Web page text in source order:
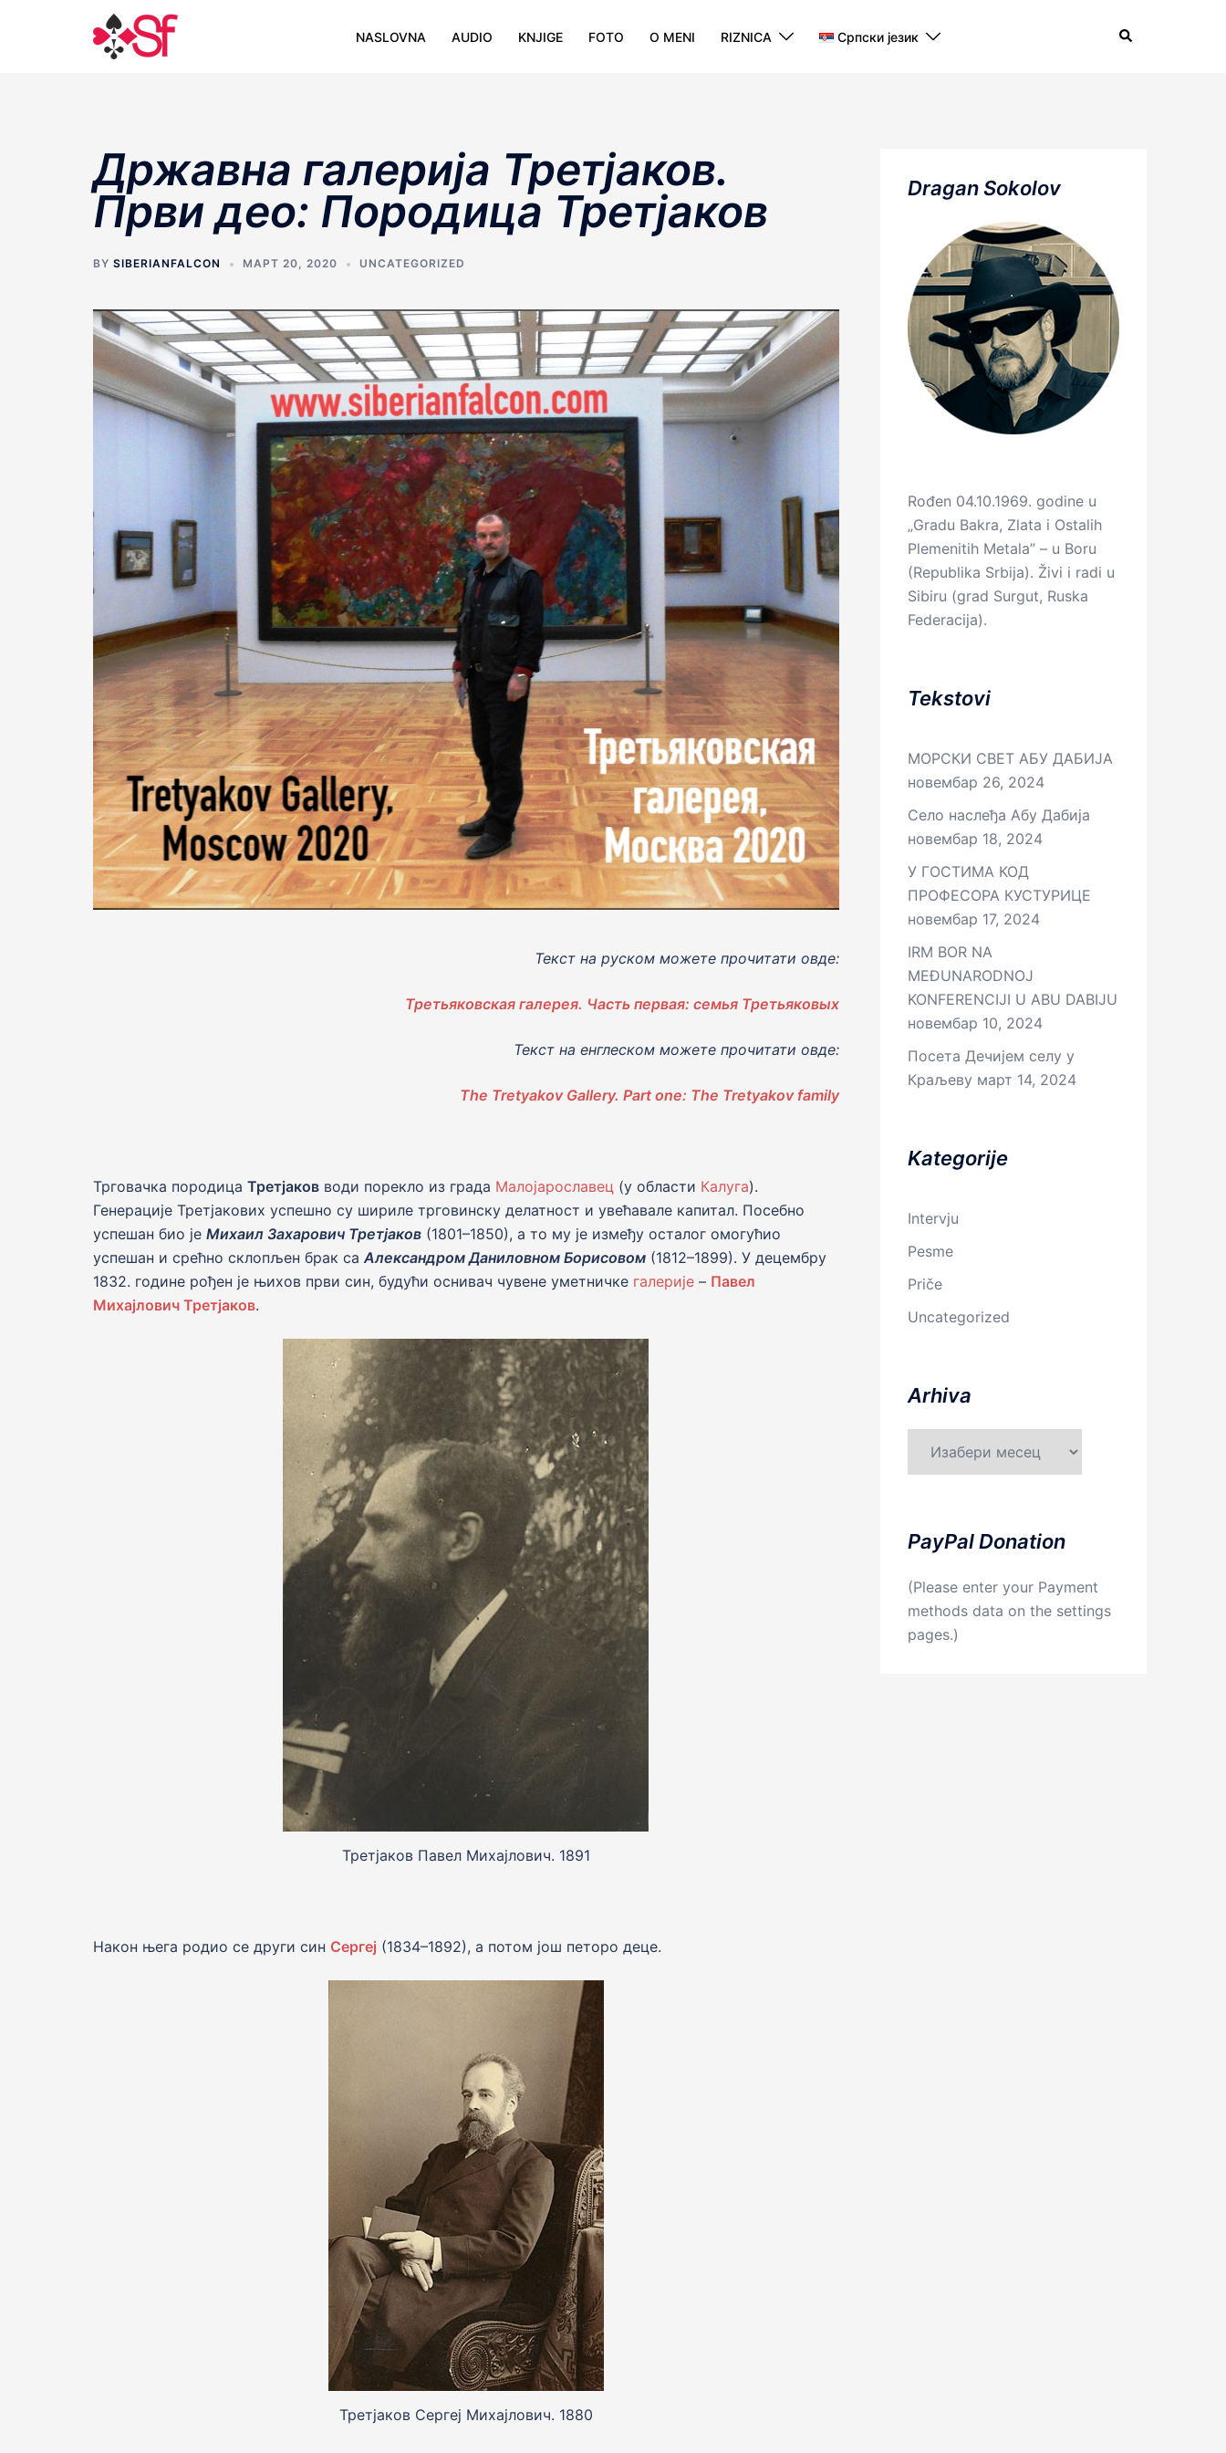
NASLOVNA AUDIO KNJIGE FOTO O MENI RIZNICA Српски језик Search
Државна галерија Третjаков.
Први део: Породица Третjаков
BY SIBERIANFALCON МАРТ 20, 2020 UNCATEGORIZED
Текст на руском можете прочитати овде:
Третьяковская галерея. Часть первая: семья Третьяковых
Текст на енглеском можете прочитати овде:
The Tretyakov Gallery. Part one: The Tretyakov family
Трговачка породица Третјаков води порекло из града Малоjарославец (у области Калуга).
Генерације Третјакових успешно су шириле трговинску делатност и увећавале капитал. Посебно
успешан био jе Михаил Захарович Третјаков (1801–1850), а то му jе између осталог омогућио
успешан и срећно склопљен брак са Александром Даниловном Борисовом (1812–1899). У децембру
1832. године рођен je њихов први син, будући оснивач чувене уметничке галерије – Павел
Михајлович Третјаков.
Третjаков Павел Михајлович. 1891
Након њега родио се други син Сергеј (1834–1892), а потом још петоро деце.
Третjаков Сергеј Михајлович. 1880
Dragan Sokolov
Rođen 04.10.1969. godine u
„Gradu Bakra, Zlata i Ostalih
Plemenitih Metala” – u Boru
(Republika Srbija). Živi i radi u
Sibiru (grad Surgut, Ruska
Federacija).
Tekstovi
МОРСКИ СВЕТ АБУ ДАБИЈА
новембар 26, 2024
Село наслеђа Абу Дабија
новембар 18, 2024
У ГОСТИМА КОД
ПРОФЕСОРА КУСТУРИЦЕ
новембар 17, 2024
IRM BOR NA
MEĐUNARODNOJ
KONFERENCIJI U ABU DABIJU
новембар 10, 2024
Посета Дечијем селу у
Краљеву март 14, 2024
Kategorije
Intervju
Pesme
Priče
Uncategorized
Arhiva
PayPal Donation
(Please enter your Payment
methods data on the settings
pages.)